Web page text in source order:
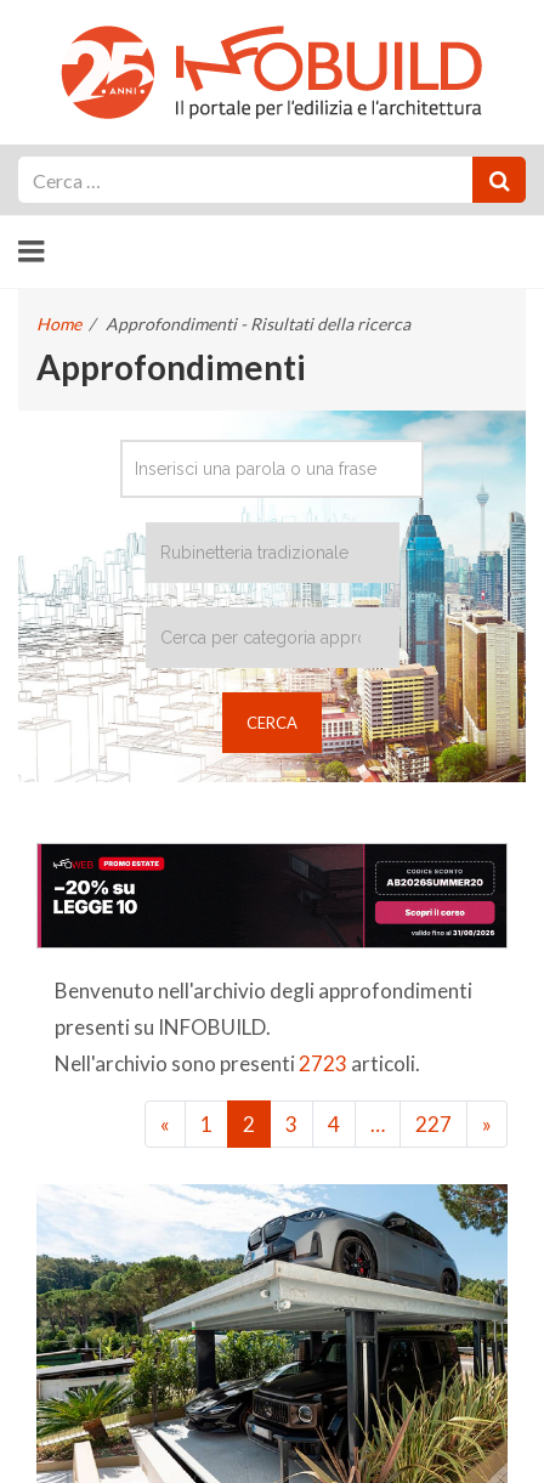
Home / Approfondimenti - Risultati della ricerca
Approfondimenti
Benvenuto nell'archivio degli approfondimenti
presenti su INFOBUILD.
Nell'archivio sono presenti 2723 articoli.
« 1 2 3 4 … 227 »